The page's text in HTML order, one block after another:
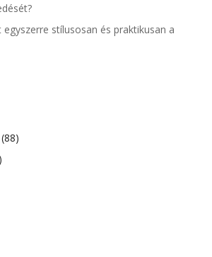
stílusosan és praktikusan a
(88)